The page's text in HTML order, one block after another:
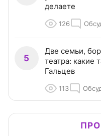
делаете
126
5
Две семьи,
театра: какие
Гальцев
113